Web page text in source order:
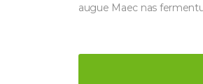
augue Maec nas